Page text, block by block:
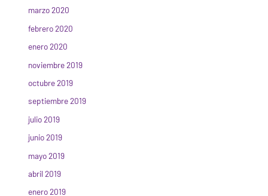
marzo 2020
febrero 2020
enero 2020
noviembre 2019
octubre 2019
septiembre 2019
julio 2019
junio 2019
mayo 2019
abril 2019
enero 2019